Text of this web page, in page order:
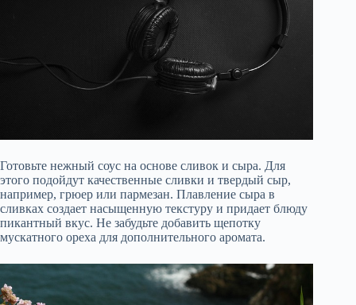
Готовьте нежный соус на основе сливок и сыра. Для
этого подойдут качественные сливки и твердый сыр,
например, грюер или пармезан. Плавление сыра в
сливках создает насыщенную текстуру и придает блюду
пикантный вкус. Не забудьте добавить щепотку
мускатного ореха для дополнительного аромата.